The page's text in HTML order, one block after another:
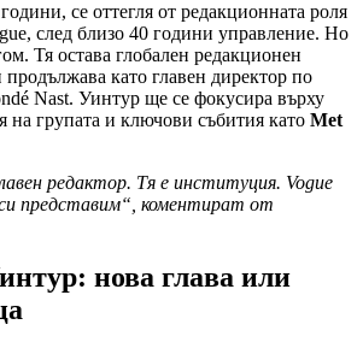
се оттегля от редакционната роля
след близо 40 години управление. Но
Тя остава глобален редакционен
като главен директор по
Nast. Уинтур ще се фокусира върху
на групата и ключови събития като Met
редактор. Тя е институция. Vogue
представим“, коментират от
нова глава или